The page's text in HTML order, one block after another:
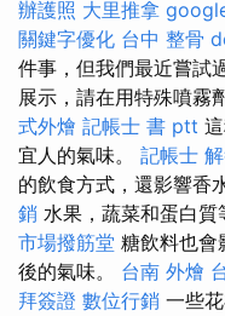
辦護照 大里推拿
關鍵字優化 台中 整骨
件事，但我們最近嘗試
展示，請在用特殊噴霧
式外燴 記帳士 書 ptt
宜人的氣味。 記帳士
的飲食方式，還影響香
銷 水果，蔬菜和蛋白質
市場撥筋堂 糖飲料也會
後的氣味。 台南 外燴
拜簽證 數位行銷 一些